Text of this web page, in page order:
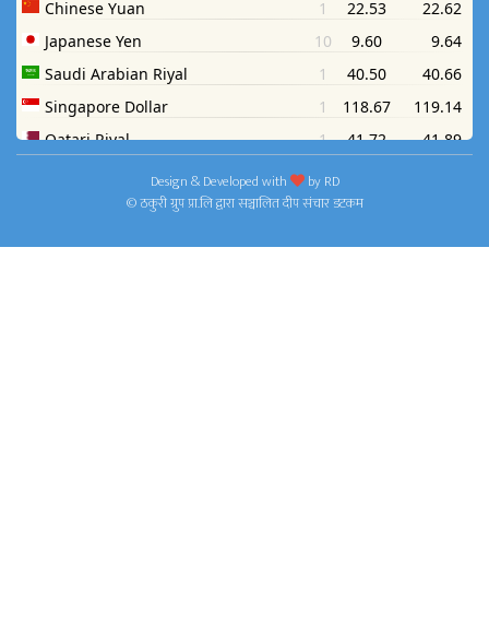
Design & Developed with byRD
© ठकुरी ग्रुप प्रा.लि द्वारा सञ्चालित दीप संचार डटकम